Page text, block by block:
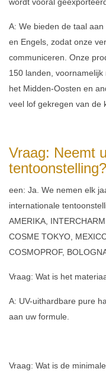
A: We bieden de taal
en Engels, zodat onze
communiceren. Onze
150 landen, voornamelijk
het Midden-Oosten en
veel lof gekregen van de
Vraag: Neemt
tentoonstelling?
een: Ja. We nemen elk
internationale
AMERIKA,
COSME TOKYO,
COSMOPROF,
Vraag: Wat is het
A: UV-uithardbare pure
aan uw formule.
Vraag: Wat is de